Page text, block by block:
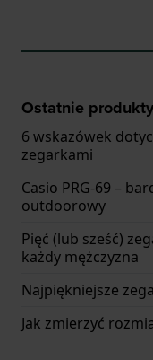
Ostatnie produkty
6 wskazówek
zegarkami
Casio PRG-69 –
outdoorowy
Pięć (lub sześć)
każdy mężczyzna
Najpiękniejsze
Jak zmierzyć